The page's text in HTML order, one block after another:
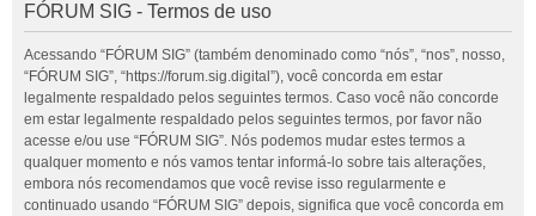
FÓRUM SIG - Termos de uso
Acessando “FÓRUM SIG” (também denominado como “nós”, “nos”, nosso,
“FÓRUM SIG”, “https://forum.sig.digital”), você concorda em estar
legalmente respaldado pelos seguintes termos. Caso você não concorde
em estar legalmente respaldado pelos seguintes termos, por favor não
acesse e/ou use “FÓRUM SIG”. Nós podemos mudar estes termos a
qualquer momento e nós vamos tentar informá-lo sobre tais alterações,
embora nós recomendamos que você revise isso regularmente e
continuado usando “FÓRUM SIG” depois, significa que você concorda em